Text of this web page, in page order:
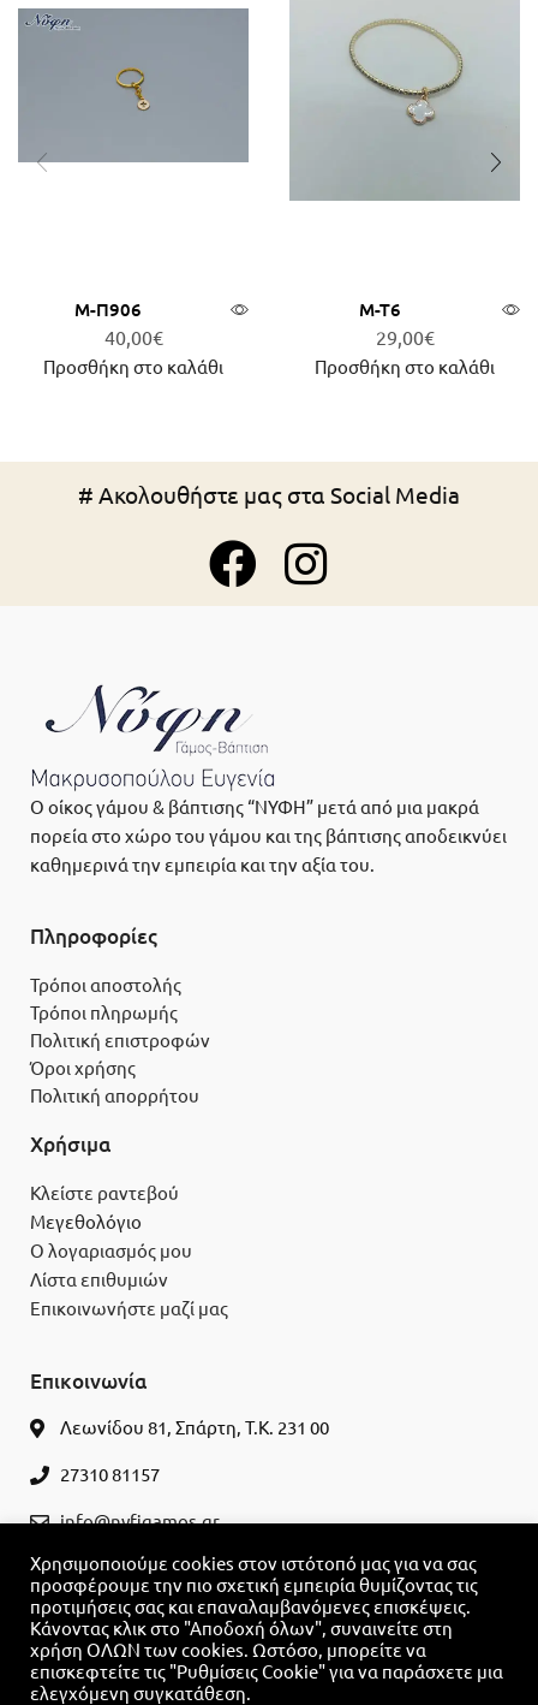
Μ-Π906
40,00€
Προσθήκη στο καλάθι
Μ-Τ6
29,00€
Προσθήκη στο καλάθι
# Ακολουθήστε μας στα Social Media
Ο οίκος γάμου & βάπτισης “ΝΥΦΗ” μετά από μια μακρά
πορεία στο χώρο του γάμου και της βάπτισης αποδεικνύει
καθημερινά την εμπειρία και την αξία του.
Πληροφορίες
Τρόποι αποστολής
Τρόποι πληρωμής
Πολιτική επιστροφών
Όροι χρήσης
Πολιτική απορρήτου
Χρήσιμα
Κλείστε ραντεβού
Μεγεθολόγιο
Ο λογαριασμός μου
Λίστα επιθυμιών
Επικοινωνήστε μαζί μας
Επικοινωνία
Λεωνίδου 81, Σπάρτη, Τ.Κ. 231 00
27310 81157
info@nyfigamos.gr
ΚΛΕΊΣΤΕ ΡΑΝΤΕΒΟΎ
Χρησιμοποιούμε cookies στον ιστότοπό μας για να σας
προσφέρουμε την πιο σχετική εμπειρία θυμίζοντας τις
προτιμήσεις σας και επαναλαμβανόμενες επισκέψεις.
Κάνοντας κλικ στο "Αποδοχή όλων", συναινείτε στη
χρήση ΟΛΩΝ των cookies. Ωστόσο, μπορείτε να
επισκεφτείτε τις "Ρυθμίσεις Cookie" για να παράσχετε μια
ελεγχόμενη συγκατάθεση.